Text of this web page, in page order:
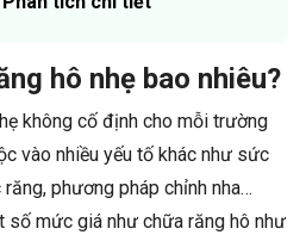
hô nhẹ bao nhiêu?
không cố định cho mỗi trường
vào nhiều yếu tố khác như sức
phương pháp chỉnh nha…
số mức giá như chữa răng hô như